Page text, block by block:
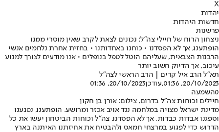
X
יהדות
חדשות היהדות
פרשנות
ניצחון הרוח של חיילי צה"ל: נכונים לצאת לקרב שאין מוסרי ממנו
הופתענו, אך לא הפסדנו • כוחנו באחדותנו • בחזית אחרת נלחמים אנשי
הרבנות הצבאית, שעליהם הוטל לטפל בנופלים • אנו מודעים לצורך למנוע
עיכוב, אך הדיוק חשוב יותר
תא"ל הרב איל קרים | הרב הראשי לצה"ל
20/10/2023, 01:36
,עודכן20/10/2023, 01:36
0השמעה
חיילים וכוחות צה"ל בדרום, צילום: אורן בן חקון
מדינת ישראל מצויה במלחמה נגד אויב אכזר ומרושע. הופתענו, נפגענו
וספגנו אבדות כבדות, אך לא הפסדנו. צה"ל וכוחות הביטחון יעשו את כל
הדרוש כדי לפגוע במרצחי חמאס ולהבטיח את אחיזתנו האיתנה בארץ